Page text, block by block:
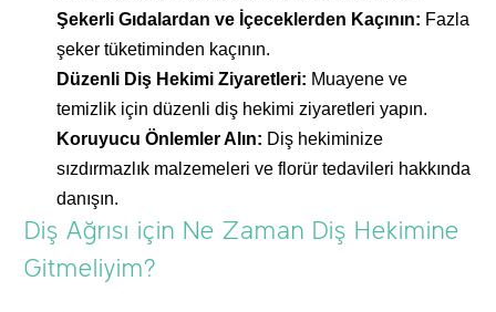
Şekerli Gıdalardan ve İçeceklerden Kaçının: Fazla
şeker tüketiminden kaçının.
Düzenli Diş Hekimi Ziyaretleri: Muayene ve
temizlik için düzenli diş hekimi ziyaretleri yapın.
Koruyucu Önlemler Alın: Diş hekiminize
sızdırmazlık malzemeleri ve florür tedavileri hakkında
danışın.
Diş Ağrısı için Ne Zaman Diş Hekimine
Gitmeliyim?